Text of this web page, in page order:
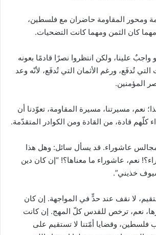
ومحور المقاومة حاضران مع فلسطين،
كان الثمن ومهما كانت التضحيات.
علينا، ولكن انتظروا نصرًا قادمًا بعونه
تُدفَع، ورغم الأثمان التي تُدفَع، لأنّه وعد
المؤمنين.
نعم، مسيرتنا، مسيرة المقاومة، تعوّدنا أن
كلّهم قادة، من القادة ومن الكوادر المتقدّمة.
مجالس عاشوراء. قد يسأل سائل: وهل هذا
نعم، عاشوراء ما معناها؟! “إن كان دين
خذيني”.
لا نقف عند حدٍّ في المواجهة. إن كان
نعم، ترخص للقدس كلّ المهج. إن كانت
وقضايا أمّتنا لا تستقيم على